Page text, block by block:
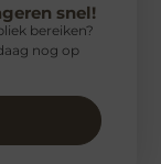
snel!
bereiken?
nog op